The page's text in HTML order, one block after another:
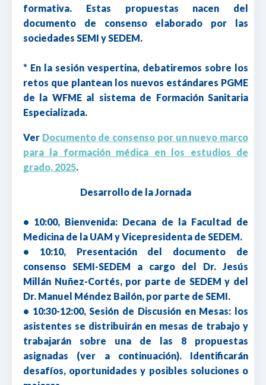
formativa. Estas propuestas nacen del
documento de consenso elaborado por las
sociedades SEMI y SEDEM.
* En la sesión vespertina, debatiremos sobre los
retos que plantean los nuevos estándares PGME
de la WFME al sistema de Formación Sanitaria
Especializada.
Ver Documento de consenso por un nuevo marco
para la formación médica en los estudios de
grado, 2025.
Desarrollo de la Jornada
• 10:00, Bienvenida: Decana de la Facultad de
Medicina de la UAM y Vicepresidenta de SEDEM.
• 10:10, Presentación del documento de
consenso SEMI-SEDEM a cargo del Dr. Jesús
Millán Nuñez-Cortés, por parte de SEDEM y del
Dr. Manuel Méndez Bailón, por parte de SEMI.
• 10:30-12:00, Sesión de Discusión en Mesas: los
asistentes se distribuirán en mesas de trabajo y
trabajarán sobre una de las 8 propuestas
asignadas (ver a continuación). Identificarán
desafíos, oportunidades y posibles soluciones o